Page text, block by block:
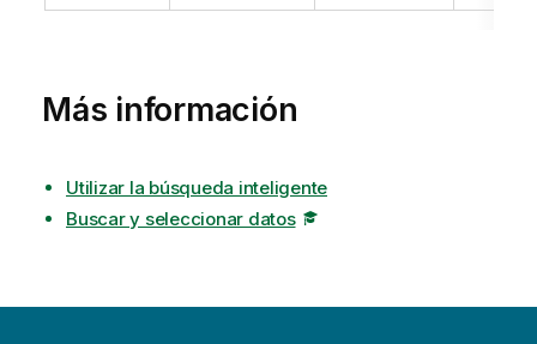
Más información
Utilizar la búsqueda inteligente
Buscar y seleccionar datos